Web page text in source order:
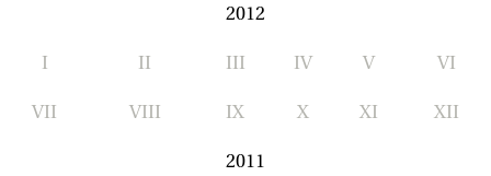
2012
I II III IV V VI
VII VIII IX X XI XII
2011